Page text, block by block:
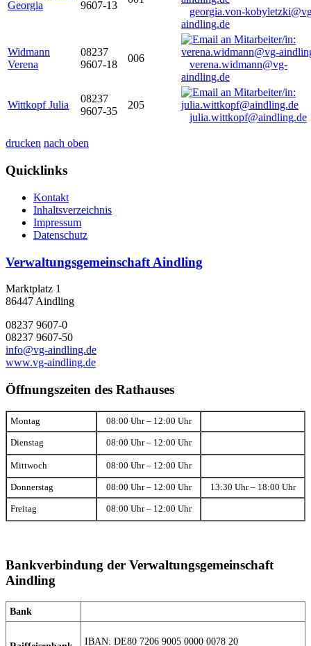
Georgia
9607-13
georgia.von-
aindling.de
Widmann
Verena
08237
9607-18
006
verena.widmann@vg-
aindling.de
Wittkopf Julia
08237
9607-35
205
julia.wittkopf@aindling.de
drucken nach oben
Quicklinks
Kontakt
Inhaltsverzeichnis
Impressum
Datenschutz
Verwaltungsgemeinschaft Aindling
Marktplatz 1
86447 Aindling
08237 9607-0
08237 9607-50
info@vg-aindling.de
www.vg-aindling.de
Öffnungszeiten des Rathauses
Montag 08:00 Uhr – 12:00 Uhr
Dienstag 08:00 Uhr – 12:00 Uhr
Mittwoch 08:00 Uhr – 12:00 Uhr
Donnerstag 08:00 Uhr – 12:00 Uhr 13:30 Uhr – 18:00 Uhr
Freitag 08:00 Uhr – 12:00 Uhr
Bankverbindung der Verwaltungsgemeinschaft
Aindling
Bank
IBAN: DE80 7206 9005 0000 0078 20